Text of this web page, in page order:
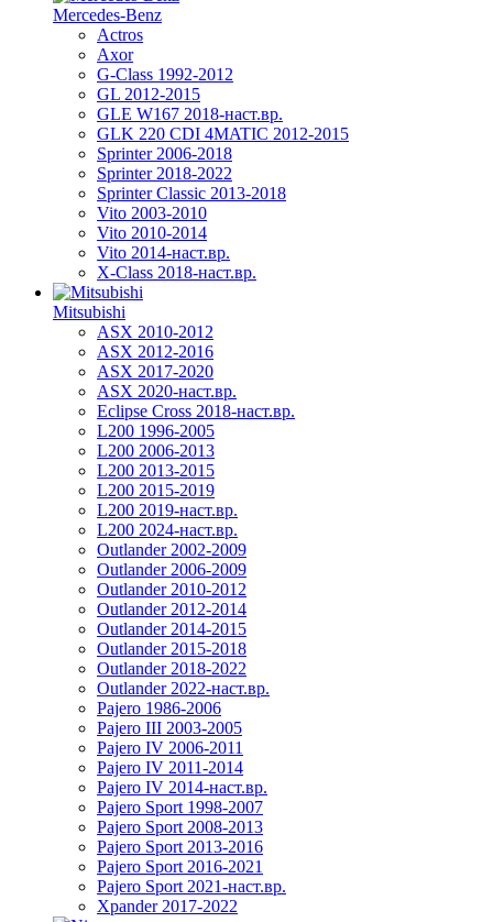
Mercedes-Benz
Actros
Axor
G-Class 1992-2012
GL 2012-2015
GLE W167 2018-наст.вр.
GLK 220 CDI 4MATIC 2012-2015
Sprinter 2006-2018
Sprinter 2018-2022
Sprinter Classic 2013-2018
Vito 2003-2010
Vito 2010-2014
Vito 2014-наст.вр.
X-Class 2018-наст.вр.
Mitsubishi
ASX 2010-2012
ASX 2012-2016
ASX 2017-2020
ASX 2020-наст.вр.
Eclipse Cross 2018-наст.вр.
L200 1996-2005
L200 2006-2013
L200 2013-2015
L200 2015-2019
L200 2019-наст.вр.
L200 2024-наст.вр.
Outlander 2002-2009
Outlander 2006-2009
Outlander 2010-2012
Outlander 2012-2014
Outlander 2014-2015
Outlander 2015-2018
Outlander 2018-2022
Outlander 2022-наст.вр.
Pajero 1986-2006
Pajero III 2003-2005
Pajero IV 2006-2011
Pajero IV 2011-2014
Pajero IV 2014-наст.вр.
Pajero Sport 1998-2007
Pajero Sport 2008-2013
Pajero Sport 2013-2016
Pajero Sport 2016-2021
Pajero Sport 2021-наст.вр.
Xpander 2017-2022